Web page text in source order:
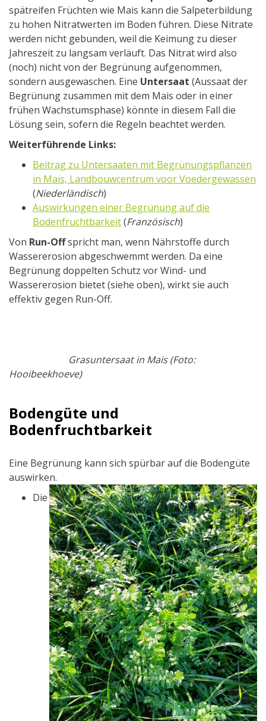
spätreifen Früchten wie Mais kann die Salpeterbildung
zu hohen Nitratwerten im Boden führen. Diese Nitrate
werden nicht gebunden, weil die Keimung zu dieser
Jahreszeit zu langsam verläuft. Das Nitrat wird also
(noch) nicht von der Begrünung aufgenommen,
sondern ausgewaschen. Eine Untersaat (Aussaat der
Begrünung zusammen mit dem Mais oder in einer
frühen Wachstumsphase) könnte in diesem Fall die
Lösung sein, sofern die Regeln beachtet werden.
Weiterführende Links:
Beitrag zu Untersaaten mit Begrünungspflanzen
in Mais, Landbouwcentrum voor Voedergewassen
(Niederländisch)
Auswirkungen einer Begrünung auf die
Bodenfruchtbarkeit(Französisch)
Von Run-Offspricht man, wenn Nährstoffe durch
Wassererosion abgeschwemmt werden. Da eine
Begrünung doppelten Schutz vor Wind- und
Wassererosion bietet (siehe oben), wirkt sie auch
effektiv gegen Run-Off.
Grasuntersaat in Mais (Foto:
Hooibeekhoeve)
Bodengüte und
Bodenfruchtbarkeit
Eine Begrünung kann sich spürbar auf die Bodengüte
auswirken.
Die